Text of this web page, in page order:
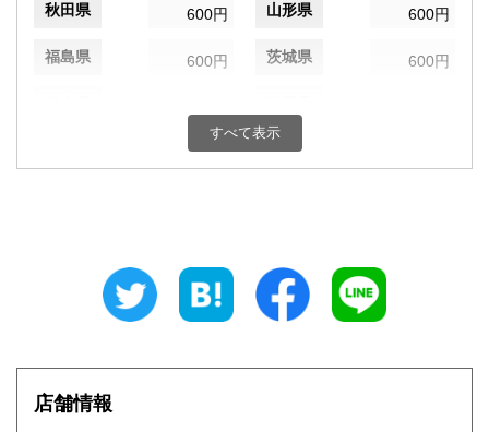
秋田県 600円 山形県 600円
福島県 600円 茨城県 600円
600円 千葉県
600円 福井県
すべて表示
店舗情報